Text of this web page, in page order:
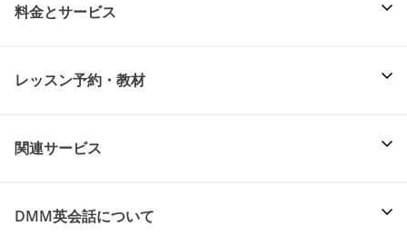
料金とサービス
レッスン予約・教材
関連サービス
DMM英会話について